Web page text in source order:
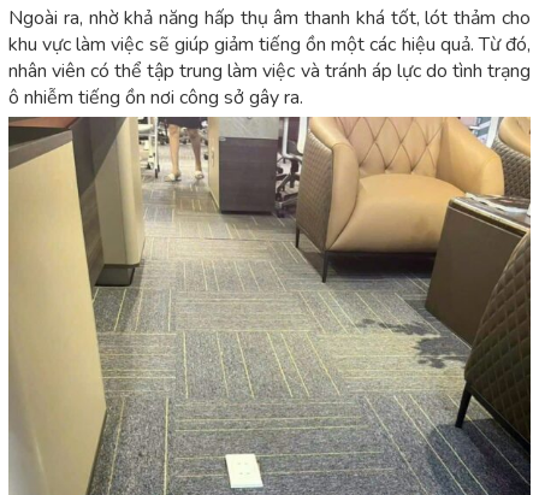
Ngoài ra, nhờ khả năng hấp thụ âm thanh khá tốt, lót thảm cho
khu vực làm việc sẽ giúp giảm tiếng ồn một các hiệu quả. Từ đó,
nhân viên có thể tập trung làm việc và tránh áp lực do tình trạng
ô nhiễm tiếng ồn nơi công sở gây ra.